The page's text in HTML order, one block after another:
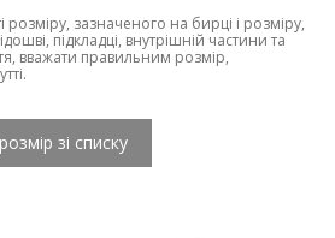
розміру, зазначеного на бирці і розміру,
підкладці, внутрішній частини та
вважати правильним розмір,
зі списку